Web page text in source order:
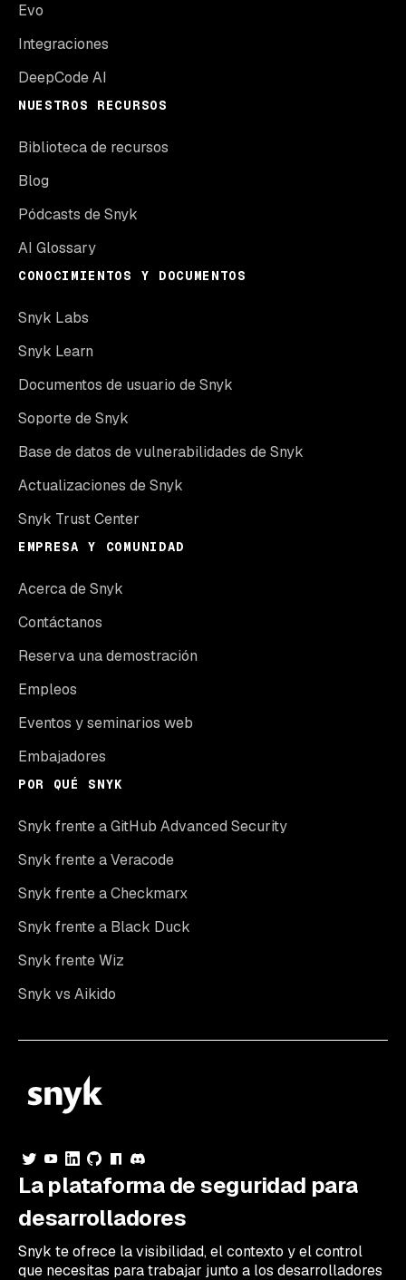
Evo
Integraciones
DeepCode AI
NUESTROS RECURSOS
Biblioteca de recursos
Blog
Pódcasts de Snyk
AI Glossary
CONOCIMIENTOS Y DOCUMENTOS
Snyk Labs
Snyk Learn
Documentos de usuario de Snyk
Soporte de Snyk
Base de datos de vulnerabilidades de Snyk
Actualizaciones de Snyk
Snyk Trust Center
EMPRESA Y COMUNIDAD
Acerca de Snyk
Contáctanos
Reserva una demostración
Empleos
Eventos y seminarios web
Embajadores
POR QUÉ SNYK
Snyk frente a GitHub Advanced Security
Snyk frente a Veracode
Snyk frente a Checkmarx
Snyk frente a Black Duck
Snyk frente Wiz
Snyk vs Aikido
La plataforma de seguridad para
desarrolladores
Snyk te ofrece la visibilidad, el contexto y el control
que necesitas para trabajar junto a los desarrolladores